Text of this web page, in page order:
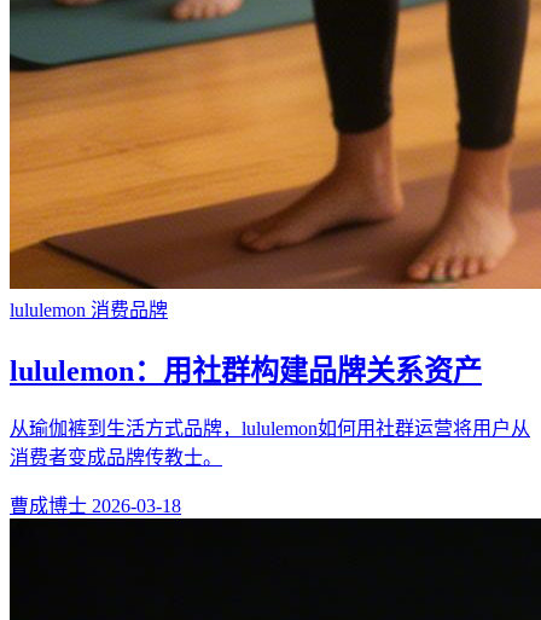
lululemon 消费品牌
lululemon：用社群构建品牌关系资产
从瑜伽裤到生活方式品牌，lululemon如何用社群运营将用户从
消费者变成品牌传教士。
曹成博士 2026-03-18